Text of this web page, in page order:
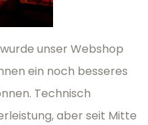
unser Webshop
ein noch besseres
Technisch
aber seit Mitte